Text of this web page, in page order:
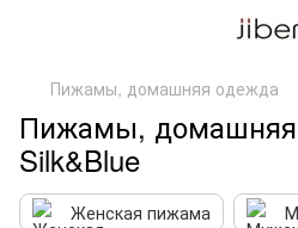
Пижамы, домашняя одежда
Пижамы,
Silk&Blue
Женская пижама